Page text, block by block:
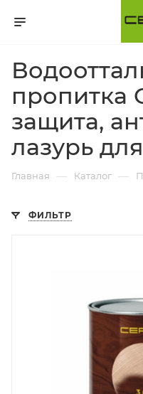
пропитка
защита,
лазурь
Главная — Каталог —
ФИЛЬТР